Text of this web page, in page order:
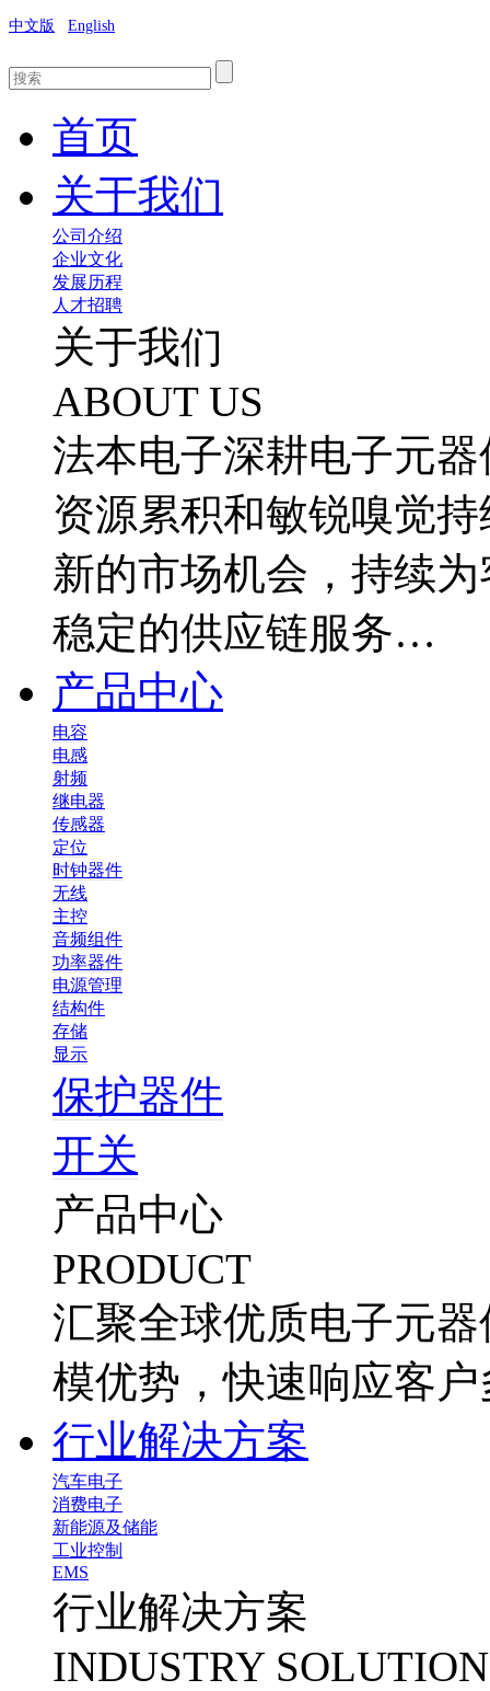
中文版 English
首页
关于我们
公司介绍
企业文化
发展历程
人才招聘
关于我们
ABOUT US
法本电子深耕电子元
资源累积和敏锐嗅觉
新的市场机会，持续
稳定的供应链服务…
产品中心
电容
电感
射频
继电器
传感器
定位
时钟器件
无线
主控
音频组件
功率器件
电源管理
结构件
存储
显示
保护器件
开关
产品中心
PRODUCT
汇聚全球优质电子元
模优势，快速响应客
行业解决方案
汽车电子
消费电子
新能源及储能
工业控制
EMS
行业解决方案
INDUSTRY